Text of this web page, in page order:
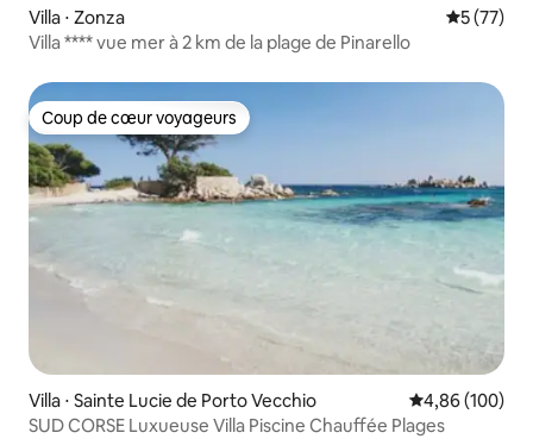
Villa ⋅ Zonza
5 (77)
Villa **** vue mer à 2 km de la plage de Pinarello
Coup de cœur voyageurs
Coup de cœur voyageurs
Villa ⋅ Sainte Lucie de Porto Vecchio Évaluation
4,86 (100)
SUD CORSE Luxueuse Villa Piscine Chauffée Plages